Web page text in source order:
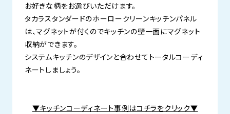
お好きな柄をお選びいただけます。
タカラスタンダードのホーロークリーンキッチンパネル
は、マグネットが付くのでキッチンの壁一面にマグネット
収納ができます。
システムキッチンのデザインと合わせてトータルコーディ
ネートしましょう。
▼キッチンコーディネート事例はコチラをクリック▼